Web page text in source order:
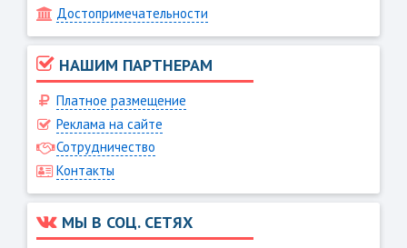
Достопримечательности
НАШИМ ПАРТНЕРАМ
Платное размещение
Реклама на сайте
Сотрудничество
Контакты
МЫ В СОЦ. СЕТЯХ